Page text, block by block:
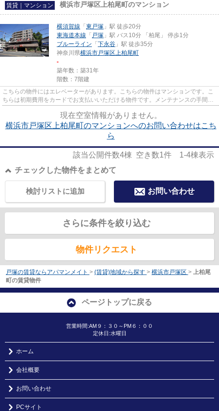
賃貸｜マンション 横浜市戸塚区上柏尾町のマンション
横須賀線 「 東戸塚 」駅 徒歩20分
東海道本線 「 戸塚 」駅 バス10分 「柏尾」 停歩1分
ブルーライン 「 下永谷 」駅 徒歩35分
神奈川県横浜市戸塚区上柏尾町
-
築年数：築31年
階数：7階建
こちらの物件にはエレベーターがあります。こちらの物件はマンションです。こ
ちらは初期費用をカードでお支払いいただける物件です。メンテナンスの手間い
現在空室情報がありません。
横浜市戸塚区上柏尾町のマンションへのお問い合わせはこち
ら
該当公開件数4棟 空き数1件 1-4棟表示
チェックした物件をまとめて
お問い合わせ
検討リストに追加
さらに条件を絞り込む
物件リクエスト
戸塚の賃貸ならアパマンメイト > (賃貸)地域から探す > 横浜市戸塚区 > 上柏尾
町の賃貸物件
ページトップに戻る
営業時間:AM９：３０～PM６：００
定休日:水曜日
ホーム
会社概要
お問い合わせ
PCサイト